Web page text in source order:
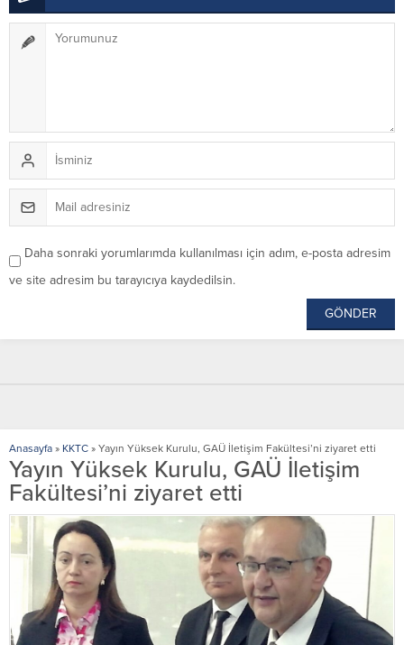
Daha sonraki yorumlarımda kullanılması için adım, e-posta adresim
ve site adresim bu tarayıcıya kaydedilsin.
Anasayfa » KKTC » Yayın Yüksek Kurulu, GAÜ İletişim Fakültesi’ni ziyaret etti
Yayın Yüksek Kurulu, GAÜ İletişim
Fakültesi’ni ziyaret etti